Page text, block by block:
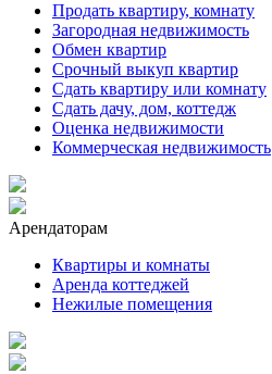
Продать квартиру, комнату
Загородная недвижимость
Обмен квартир
Срочный выкуп квартир
Сдать квартиру или комнату
Сдать дачу, дом, коттедж
Оценка недвижимости
Коммерческая недвижимость
Арендаторам
Квартиры и комнаты
Аренда коттеджей
Нежилые помещения